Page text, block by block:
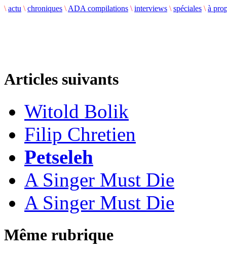
\ actu \ chroniques \ ADA compilations \ interviews \ spéciales \ à
Articles suivants
Witold Bolik
Filip Chretien
Petseleh
A Singer Must Die
A Singer Must Die
Même rubrique